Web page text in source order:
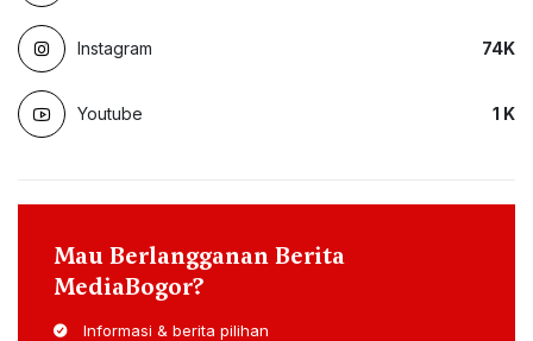
Instagram 74K
Youtube 1 K
Mau Berlangganan Berita
MediaBogor?
Informasi & berita pilihan